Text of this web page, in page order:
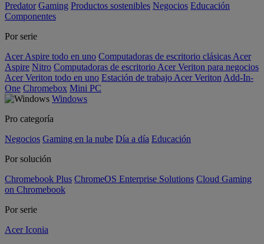
Predator Gaming Productos sostenibles Negocios Educación
Componentes
Por serie
Acer Aspire todo en uno Computadoras de escritorio clásicas Acer
Aspire Nitro Computadoras de escritorio Acer Veriton para negocios
Acer Veriton todo en uno Estación de trabajo Acer Veriton Add-In-
One Chromebox Mini PC
Windows
Pro categoría
Negocios Gaming en la nube Día a día Educación
Por solución
Chromebook Plus ChromeOS Enterprise Solutions Cloud Gaming
on Chromebook
Por serie
Acer Iconia